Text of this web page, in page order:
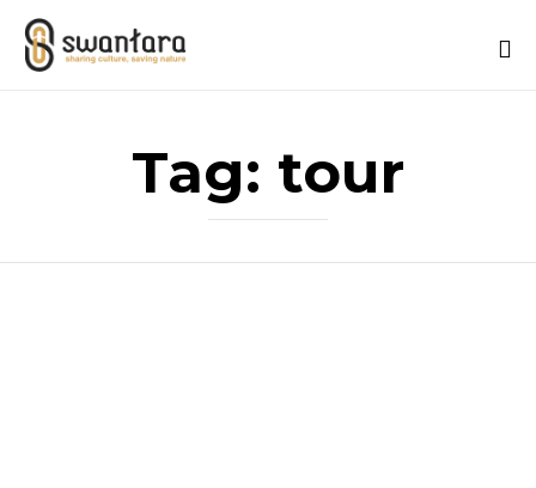
Tag: tour